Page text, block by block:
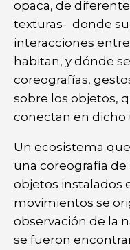
opaca, de
texturas- donde
interacciones
habitan, y dónde
coreografías,
sobre los objetos,
conectan en dicho
Un ecosistema
una coreografía
objetos instalados
movimientos se
observación de la
se fueron